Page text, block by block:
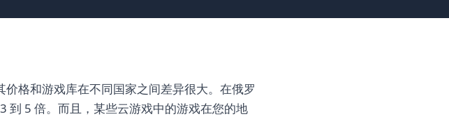
格和游戏库在不同国家之间差异很大。在俄罗
到 5 倍。而且，某些云游戏中的游戏在您的地